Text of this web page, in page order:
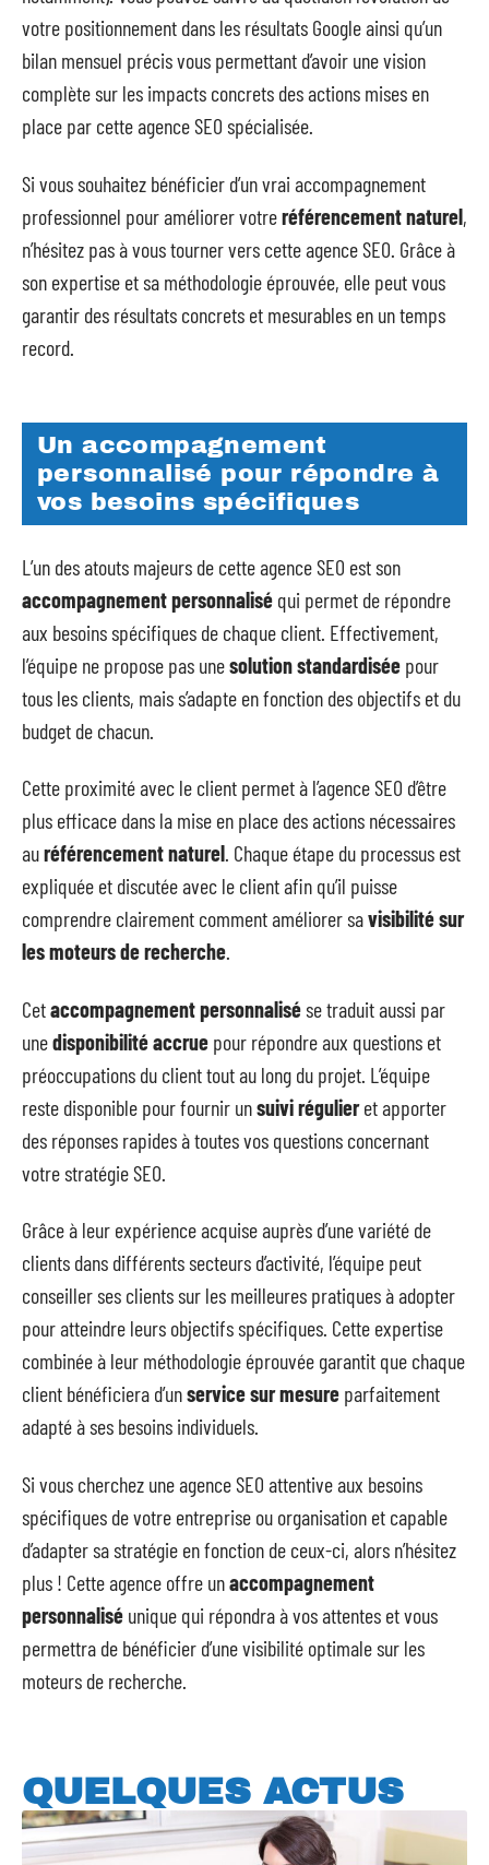
votre positionnement dans les résultats Google ainsi qu’un
bilan mensuel précis vous permettant d’avoir une vision
complète sur les impacts concrets des actions mises en
place par cette agence SEO spécialisée.
Si vous souhaitez bénéficier d’un vrai accompagnement
professionnel pour améliorer votreréférencement naturel,
n’hésitez pas à vous tourner vers cette agence SEO. Grâce à
son expertise et sa méthodologie éprouvée, elle peut vous
garantir des résultats concrets et mesurables en un temps
record.
Un accompagnement
personnalisé pour répondre à
vos besoins spécifiques
L’un des atouts majeurs de cette agence SEO est son
accompagnement personnalisé qui permet de répondre
aux besoins spécifiques de chaque client. Effectivement,
l’équipe ne propose pas unesolution standardisée pour
tous les clients, mais s’adapte en fonction des objectifs et du
budget de chacun.
Cette proximité avec le client permet à l’agence SEO d’être
plus efficace dans la mise en place des actions nécessaires
auréférencement naturel. Chaque étape du processus est
expliquée et discutée avec le client afin qu’il puisse
comprendre clairement comment améliorer savisibilité sur
les moteurs de recherche.
Cetaccompagnement personnalisése traduit aussi par
unedisponibilité accrue pour répondre aux questions et
préoccupations du client tout au long du projet. L’équipe
reste disponible pour fournir unsuivi régulieret apporter
des réponses rapides à toutes vos questions concernant
votre stratégie SEO.
Grâce à leur expérience acquise auprès d’une variété de
clients dans différents secteurs d’activité, l’équipe peut
conseiller ses clients sur les meilleures pratiques à adopter
pour atteindre leurs objectifs spécifiques. Cette expertise
combinée à leur méthodologie éprouvée garantit que chaque
client bénéficiera d’unservice sur mesure parfaitement
adapté à ses besoins individuels.
Si vous cherchez une agence SEO attentive aux besoins
spécifiques de votre entreprise ou organisation et capable
d’adapter sa stratégie en fonction de ceux-ci, alors n’hésitez
plus ! Cette agence offre unaccompagnement
personnalisé unique qui répondra à vos attentes et vous
permettra de bénéficier d’une visibilité optimale sur les
moteurs de recherche.
QUELQUES ACTUS